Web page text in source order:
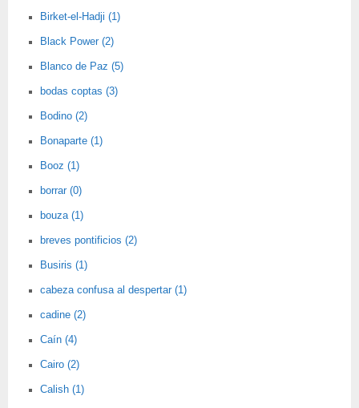
Birket-el-Hadji (1)
Black Power (2)
Blanco de Paz (5)
bodas coptas (3)
Bodino (2)
Bonaparte (1)
Booz (1)
borrar (0)
bouza (1)
breves pontificios (2)
Busiris (1)
cabeza confusa al despertar (1)
cadine (2)
Caín (4)
Cairo (2)
Calish (1)